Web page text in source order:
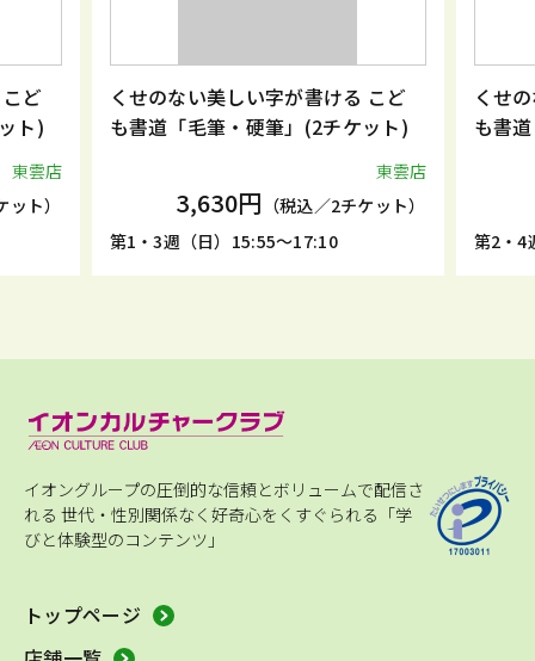
ど
ト)
東雲店
ト）
くせのない美しい字が書ける こど
も書道「毛筆・硬筆」(2チケット)
東雲店
3,630円 （税込／2チケット）
第1・3週（日）15:55～17:10
くせ
も書
第2・4
イオングループの圧倒的な信頼とボリュームで配信さ
れる 世代・性別関係なく好奇心をくすぐられる「学
びと体験型のコンテンツ」
トップページ